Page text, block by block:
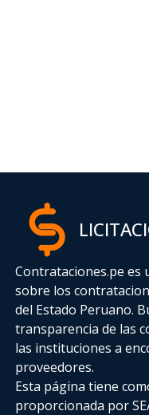
Contrataciones.pe
sobre los
del Estado Peruano.
transparencia de las
las instituciones a
proveedores.
Esta página tiene
proporcionada por